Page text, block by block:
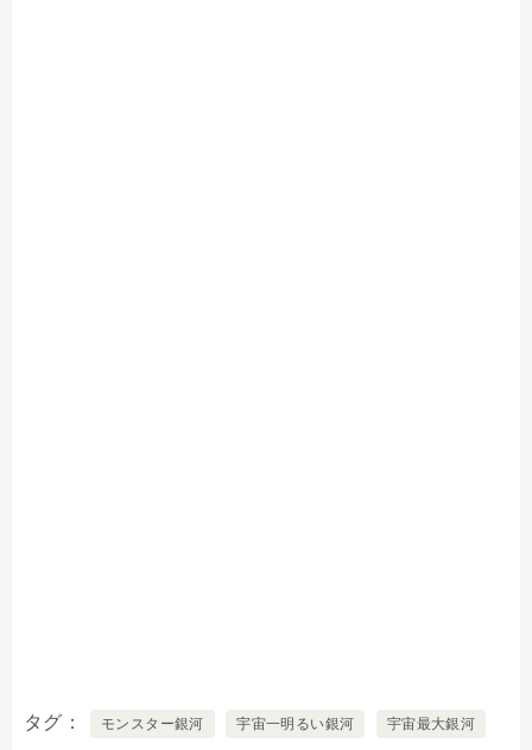
タグ モンスター銀河 宇宙一明るい銀河 宇宙最大銀河